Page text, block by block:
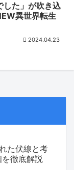
した」が吹き込
異世界転生
2024.04.23
た伏線と考
徹底解説